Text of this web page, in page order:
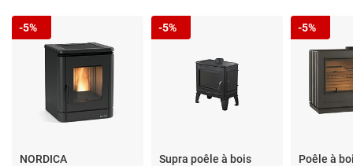
NORDICA
-5%
Supra poêle à bois
-5%
Poêle à
-5%